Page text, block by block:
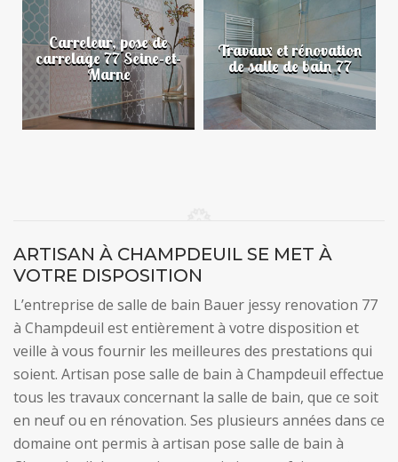
Carreleur, pose de
carrelage 77 Seine-et-
Marne
Travaux et rénovation
de salle de bain 77
ARTISAN À CHAMPDEUIL SE MET À
VOTRE DISPOSITION
L’entreprise de salle de bain Bauer jessy renovation 77
à Champdeuil est entièrement à votre disposition et
veille à vous fournir les meilleures des prestations qui
soient. Artisan pose salle de bain à Champdeuil effectue
tous les travaux concernant la salle de bain, que ce soit
en neuf ou en rénovation. Ses plusieurs années dans ce
domaine ont permis à artisan pose salle de bain à